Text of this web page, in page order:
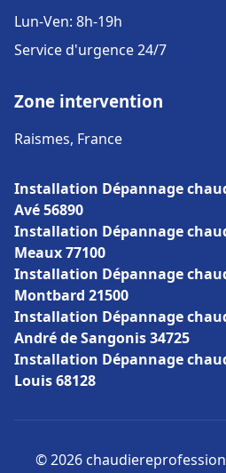
Lun-Ven: 8h-19h
Service d'urgence 24/7
Zone intervention
Raismes, France
Installation Dépannage
Avé 56890
Installation Dépannage
Meaux 77100
Installation Dépannage
Montbard 21500
Installation Dépannage
André de Sangonis 34725
Installation Dépannage
Louis 68128
© 2026